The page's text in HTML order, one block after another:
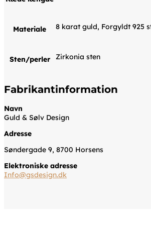
Materiale 8 karat guld, Forgyldt 925
Sten/perler Zirkonia sten
Fabrikantinformation
Navn
Guld & Sølv Design
Adresse
Søndergade 9, 8700 Horsens
Elektroniske adresse
Info@gsdesign.dk